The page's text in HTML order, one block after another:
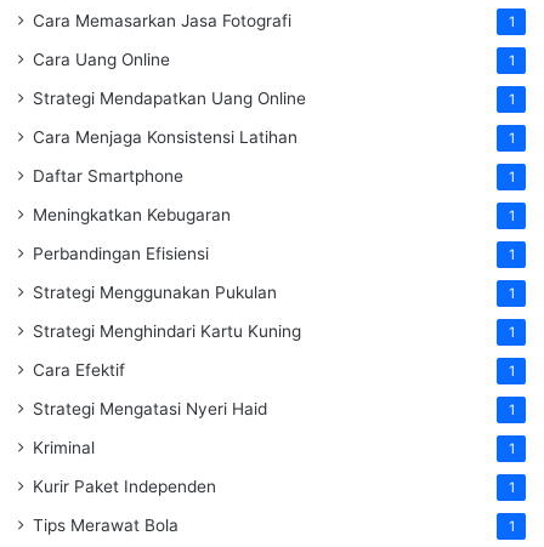
Cara Memasarkan Jasa Fotografi 1
Cara Uang Online 1
Strategi Mendapatkan Uang Online 1
Cara Menjaga Konsistensi Latihan 1
Daftar Smartphone 1
Meningkatkan Kebugaran 1
Perbandingan Efisiensi 1
Strategi Menggunakan Pukulan 1
Strategi Menghindari Kartu Kuning 1
Cara Efektif 1
Strategi Mengatasi Nyeri Haid 1
Kriminal 1
Kurir Paket Independen 1
Tips Merawat Bola 1